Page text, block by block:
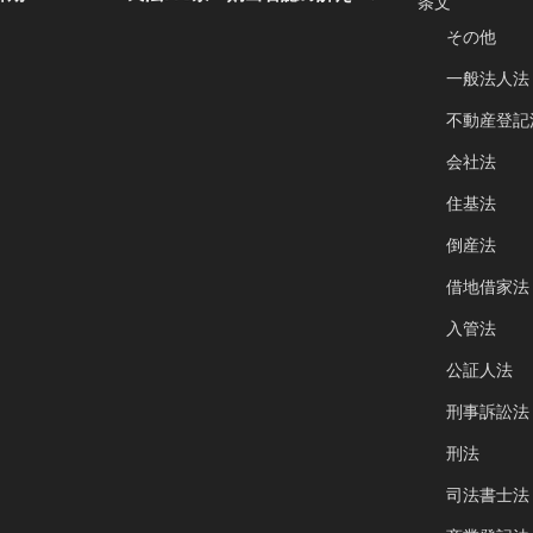
その他
一般法人法
不動産登記
会社法
住基法
倒産法
借地借家法
入管法
公証人法
刑事訴訟法
刑法
司法書士法